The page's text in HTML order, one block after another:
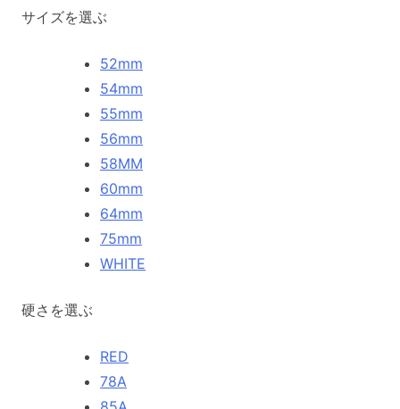
サイズを選ぶ
52mm
54mm
55mm
56mm
58MM
60mm
64mm
75mm
WHITE
硬さを選ぶ
RED
78A